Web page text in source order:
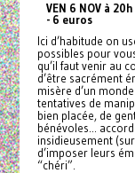
VEN 6 NOV à 20h
- 6 euros
Ici d’habitude on
possibles pour
qu’il faut venir au
d’être sacrément
misère d’un
tentatives de
bien placée, de
bénévoles...
insidieusement
d’imposer leurs
“chéri”.